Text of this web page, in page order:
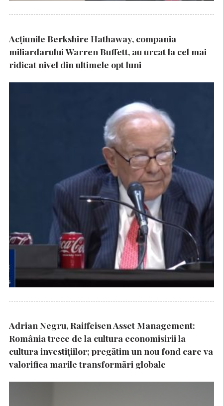
Acțiunile Berkshire Hathaway, compania
miliardarului Warren Buffett, au urcat la cel mai
ridicat nivel din ultimele opt luni
Adrian Negru, Raiffeisen Asset Management:
România trece de la cultura economisirii la
cultura investițiilor; pregătim un nou fond care va
valorifica marile transformări globale